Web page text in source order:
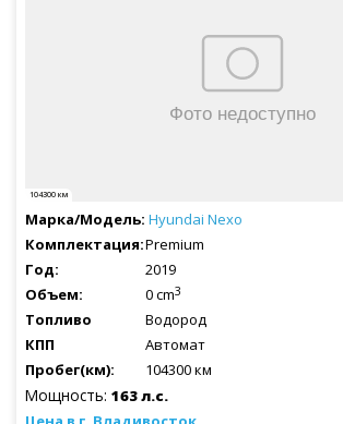
104300 км
Hyundai Nexo
Premium
2019
0 cm3
Водород
Автомат
104300 км
Мощность: 163 л.с.